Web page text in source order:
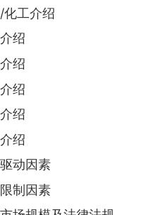
化工介绍
绍
绍
绍
绍
绍
动因素
制因素